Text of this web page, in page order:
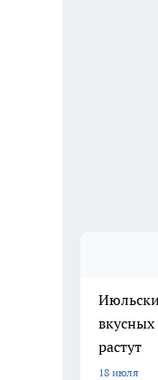
вкусных
растут
18 июля